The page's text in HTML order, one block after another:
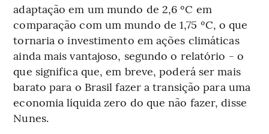
adaptação em um mundo de 2,6 ºC em
comparação com um mundo de 1,75 ºC, o que
tornaria o investimento em ações climáticas
ainda mais vantajoso, segundo o relatório - o
que significa que, em breve, poderá ser mais
barato para o Brasil fazer a transição para uma
economia líquida zero do que não fazer, disse
Nunes.